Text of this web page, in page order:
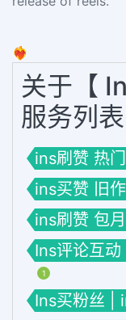
❤️‍🔥
关于【
服务列表
ins刷赞 热
ins买赞 旧
ins刷赞 包
Ins评论互
1
Ins买粉丝 |